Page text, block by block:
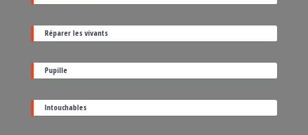
sa
date
de
sortie
Réparer les vivants
Pupille
Intouchables